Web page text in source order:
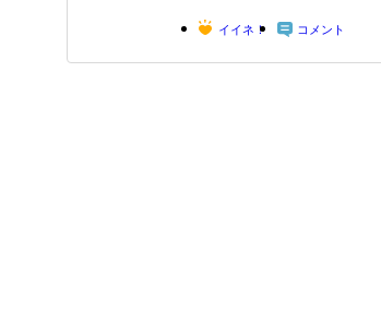
イイネ！ コメント